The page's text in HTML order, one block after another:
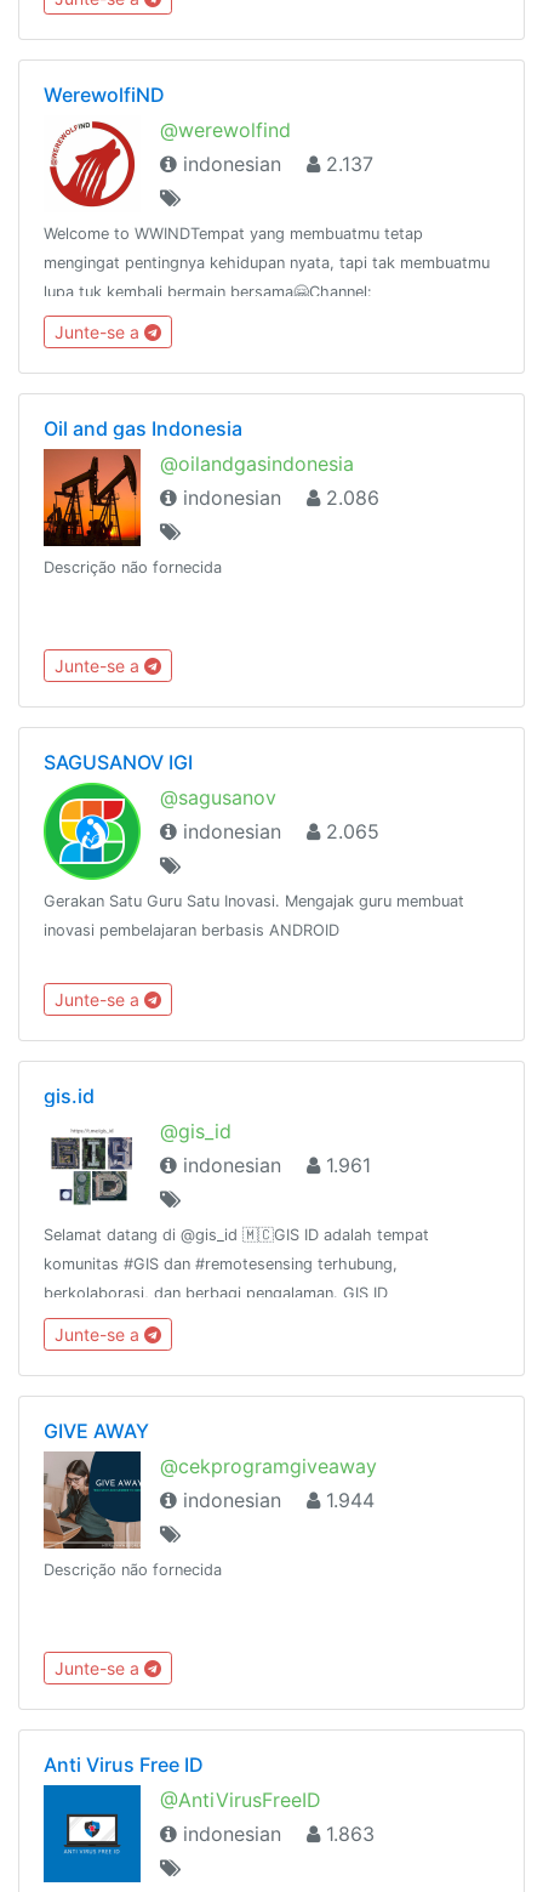
WerewolfiND
@werewolfind
indonesian
2.137
Welcome to WWINDTempat yang membuatmu tetap
mengingat pentingnya kehidupan nyata, tapi tak membuatmu
lupa tuk kembali bermain bersama🤗Channel:
@WerewolfIND_channelKirim salam: @wolfindboxInstagram:
instagram.com/werewolfind@linktelegramindo
Junte-se a
Oil and gas Indonesia
@oilandgasindonesia
indonesian
2.086
Descrição não fornecida
Junte-se a
SAGUSANOV IGI
@sagusanov
indonesian
2.065
Gerakan Satu Guru Satu Inovasi. Mengajak guru membuat
inovasi pembelajaran berbasis ANDROID
Junte-se a
gis.id
@gis_id
indonesian
1.961
Selamat datang di @gis_id 🇲🇨GIS ID adalah tempat
komunitas #GIS dan #remotesensing terhubung,
berkolaborasi, dan berbagi pengalaman. GIS ID
terkait FOSS4G:@osgeoid@qgisindonesia
Junte-se a
GIVE AWAY
@cekprogramgiveaway
indonesian
1.944
Descrição não fornecida
Junte-se a
Anti Virus Free ID
@AntiVirusFreeID
indonesian
1.863